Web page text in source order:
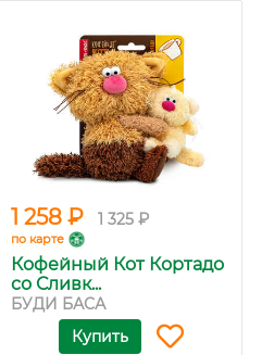
1 258 ₽ 1 325 ₽
по карте
Кофейный Кот Кортадо
со Сливк...
БУДИ БАСА
Купить